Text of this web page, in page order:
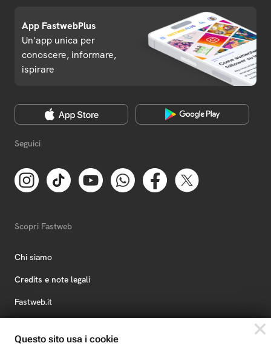
App FastwebPlus
Un'app unica per
conoscere, informare,
ispirare
Seguici
Scopri Fastweb
Chi siamo
Credits e note legali
Fastweb.it